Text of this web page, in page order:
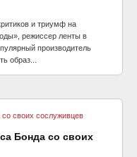
и триумф на
режиссер ленты в
производитель
образ...
Бонда со своих